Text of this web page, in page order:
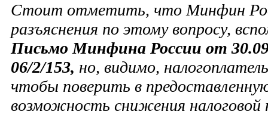
Стоит отметить, что Минфин
разъяснения по этому вопросу,
Письмо Минфина России от
06/2/153, но, видимо,
чтобы поверить в
возможность снижения налоговой